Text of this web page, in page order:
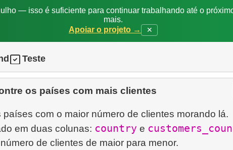
— isso é suficiente para continuar trabalhando até o
mais.
Apoiar o projeto →
✕
Teste
os países com mais clientes
países com o maior número de clientes morando lá.
em duas colunas: country e